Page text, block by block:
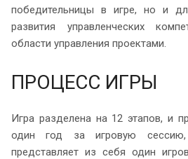
победительницы в игре, но и
развития управленческих
области управления проектами.
ПРОЦЕСС ИГРЫ
Игра разделена на 12 этапов, и
один год за игровую
представляет из себя один